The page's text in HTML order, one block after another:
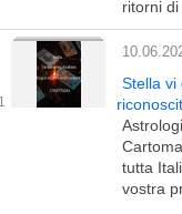
ritorni di
Stella vi
tutta
vostra